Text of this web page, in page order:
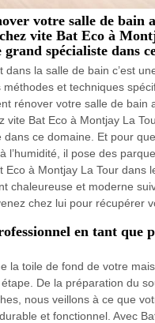
votre salle de bain
vite Bat Eco à
grand spécialiste dans
la salle de bain c’est
méthodes et techniques
rénover votre salle de bain
vite Bat Eco à Montjay La
dans ce domaine. Et pour
l’humidité, il pose des
Eco à Montjay La Tour dans
chaleureuse et moderne
chez lui pour récupérer
en tant que
la toile de fond de votre
De la préparation du
nous veillons à ce que
et fonctionnel. Avec